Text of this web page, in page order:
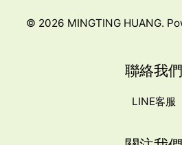
© 2026 MINGTING HUANG.
聯絡我們
LINE客服